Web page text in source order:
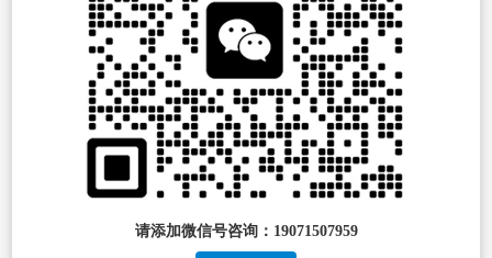
请添加微信号咨询：19071507959